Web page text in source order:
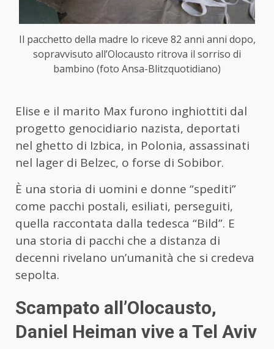
Il pacchetto della madre lo riceve 82 anni anni dopo,
sopravvisuto all’Olocausto ritrova il sorriso di
bambino (foto Ansa-Blitzquotidiano)
Elise e il marito Max furono inghiottiti dal
progetto genocidiario nazista, deportati
nel ghetto di Izbica, in Polonia, assassinati
nel lager di Belzec, o forse di Sobibor.
È una storia di uomini e donne “spediti”
come pacchi postali, esiliati, perseguiti,
quella raccontata dalla tedesca “Bild”. E
una storia di pacchi che a distanza di
decenni rivelano un’umanità che si credeva
sepolta.
Scampato all’Olocausto,
Daniel Heiman vive a Tel Aviv